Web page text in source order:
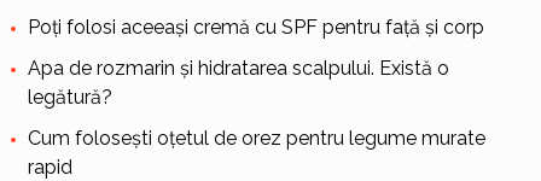
Poți folosi aceeași cremă cu SPF pentru față și corp
Apa de rozmarin și hidratarea scalpului. Există o
legătură?
Cum folosești oțetul de orez pentru legume murate
rapid